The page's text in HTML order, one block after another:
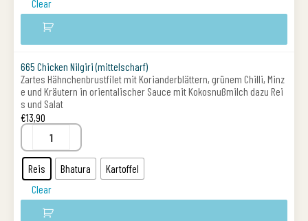
Clear
665 Chicken Nilgiri (mittelscharf)
Zartes Hähnchenbrustfilet mit Korianderblättern, grünem Chilli, Minz
e und Kräutern in orientalischer Sauce mit Kokosnußmilch dazu Rei
s und Salat
€13,90
Reis Bhatura
Kartoffel
Clear